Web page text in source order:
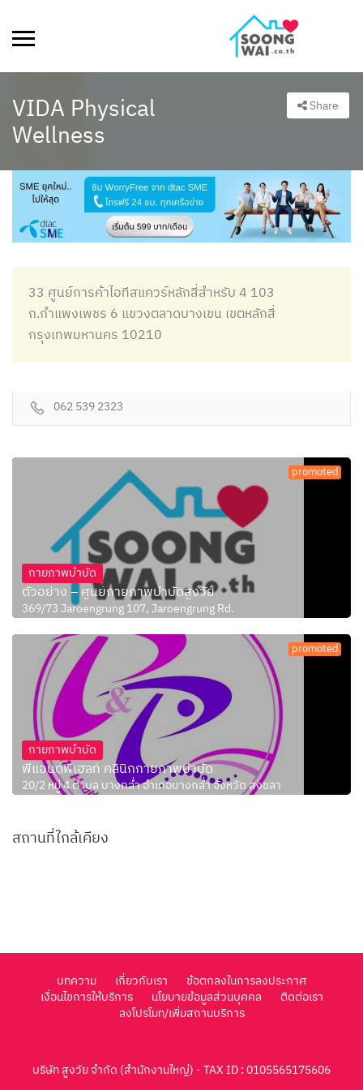
VIDA​ Physical​
Wellness​
Share
33 ศูนย์การค้าไอทีสแควร์หลักสี่สำหรับ 4 103
ถ.กำแพงเพชร 6 แขวงตลาดบางเขน เขตหลักสี่
กรุงเทพมหานคร 10210
062 539 2323
promoted
กายภาพบำบัด
ตัวอย่าง – ศูนย์กายภาพบำบัดสูงวัย
369/73 Jaroengrung 107, Jaroengrung Rd.
promoted
กายภาพบำบัด
พีแอนด์พีเฮลท์ คลินิกกายภาพบำบัด
20/2 หมู่ 4 ตำบล บางกล่ำ อำเภอบางกล่ำ จังหวัด สงขลา
สถานที่ใกล้เคียง
บทความ เกี่ยวกับเรา
ข้อตกลงในการลงประกาศ
เงื่อนไขการให้บริการ
นโยบายข้อมูลส่วนบุคคล
ติดต่อเรา
ลงโปรโมท/เพิ่มสถานบริการ
บริษัท สูงวัย จำกัด (สำนักงานใหญ่) - TAX ID : 0105565175606